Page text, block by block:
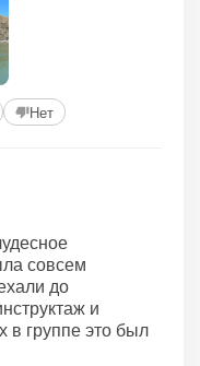
Нет
совсем
до
и
в группе это был